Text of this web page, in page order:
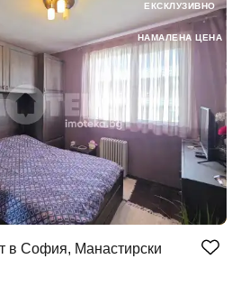
в София, Манастирски
ЕКСКЛУЗИВНО
НАМАЛЕНА ЦЕНА